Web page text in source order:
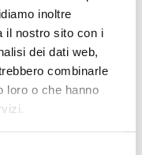
inoltre
il nostro sito con i
dei dati web,
combinarle
loro o che hanno